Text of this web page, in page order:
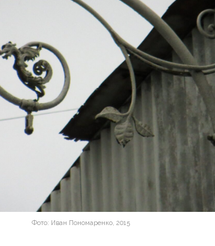
Фото: Иван Пономаренко, 2015